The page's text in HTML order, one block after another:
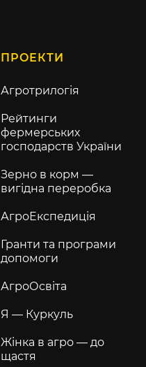
ПРОЕКТИ
Агротрилогія
Рейтинги
фермерських
господарств України
Зерно в корм —
вигідна переробка
АгроЕкспедиція
Гранти та програми
допомоги
АгроОсвіта
Я — Куркуль
Жінка в агро — до
щастя